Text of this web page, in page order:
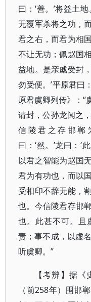
曰：‘善。’将益土
无覆军杀将之功，
君之右，而君为相
不让无功；佩赵国
益地。是亲戚受封
勿受便。’平原君曰
原君虞卿列传》：“
请封，公孙龙闻之
信陵君之存邯郸
曰：‘然。’龙曰：
以君之智能为赵国
君为有功也，而以
受相印不辞无能，
也。今信陵君存邯
也。此甚不可。且
责；事不成，以虚
听虞卿。”
【考辨】据
（前258年）围邯